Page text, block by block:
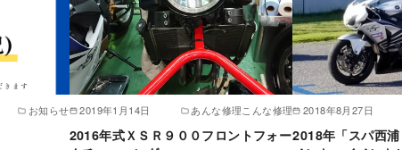
お知らせ 2019年1月14日 あんな修理こんな修理
2016年式ＸＳＲ９００フロントフォー
2018年8月27日
2018年「スパ西